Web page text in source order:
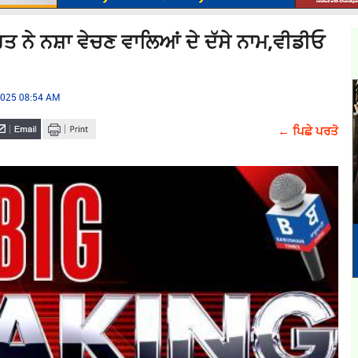
ਨੇ ਨਸ਼ਾ ਵੇਚਣ ਵਾਲਿਆਂ ਦੇ ਦੱਸੇ ਨਾਮ,ਵੀਡੀਓ
08:54 AM
← ਪਿਛੇ ਪਰਤੋ